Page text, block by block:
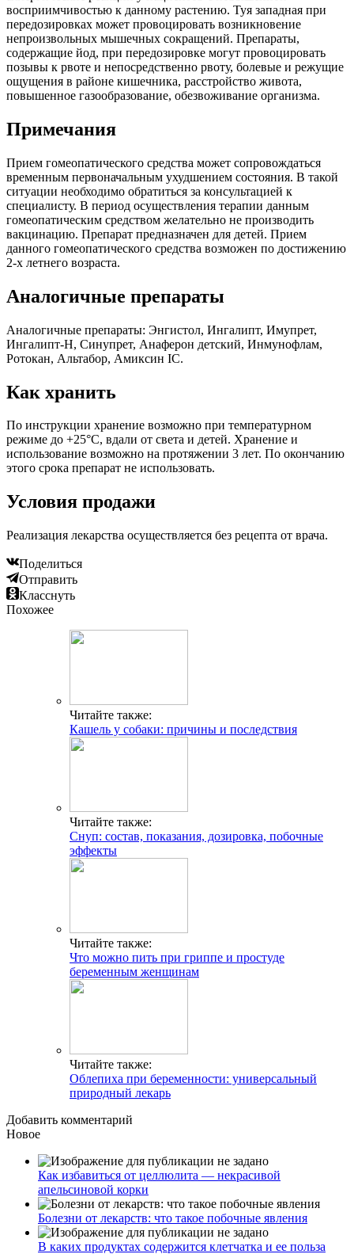
восприимчивостью к данному растению. Туя западная при
передозировках может провоцировать возникновение
непроизвольных мышечных сокращений. Препараты,
содержащие йод, при передозировке могут провоцировать
позывы к рвоте и непосредственно рвоту, болевые и режущие
ощущения в районе кишечника, расстройство живота,
повышенное газообразование, обезвоживание организма.
Примечания
Прием гомеопатического средства может сопровождаться
временным первоначальным ухудшением состояния. В такой
ситуации необходимо обратиться за консультацией к
специалисту. В период осуществления терапии данным
гомеопатическим средством желательно не производить
вакцинацию. Препарат предназначен для детей. Прием
данного гомеопатического средства возможен по достижению
2-х летнего возраста.
Аналогичные препараты
Аналогичные препараты: Энгистол, Ингалипт, Имупрет,
Ингалипт-Н, Синупрет, Анаферон детский, Инмунофлам,
Ротокан, Альтабор, Амиксин IC.
Как хранить
По инструкции хранение возможно при температурном
режиме до +25°С, вдали от света и детей. Хранение и
использование возможно на протяжении 3 лет. По окончанию
этого срока препарат не использовать.
Условия продажи
Реализация лекарства осуществляется без рецепта от врача.
Поделиться
Отправить
Класснуть
Похожее
Читайте также:
Кашель у собаки: причины и последствия
Читайте также:
Снуп: состав, показания, дозировка, побочные
эффекты
Читайте также:
Что можно пить при гриппе и простуде
беременным женщинам
Читайте также:
Облепиха при беременности: универсальный
природный лекарь
Добавить комментарий
Новое
Как избавиться от целлюлита — некрасивой
апельсиновой корки
Болезни от лекарств: что такое побочные явления
В каких продуктах содержится клетчатка и ее польза